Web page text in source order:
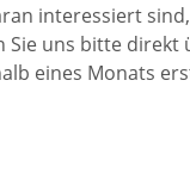
interessiert
Sie uns bitte direkt
eines Monats